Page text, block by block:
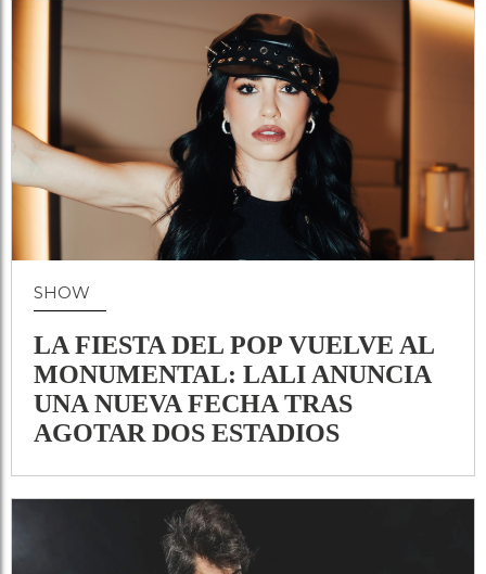
SHOW
LA FIESTA DEL POP VUELVE AL
MONUMENTAL: LALI ANUNCIA
UNA NUEVA FECHA TRAS
AGOTAR DOS ESTADIOS